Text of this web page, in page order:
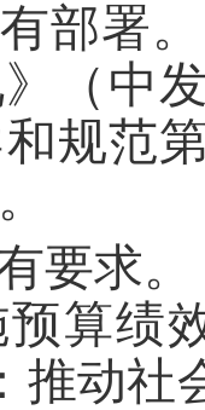
有部署
（中
规范
有要求
算绩
推动